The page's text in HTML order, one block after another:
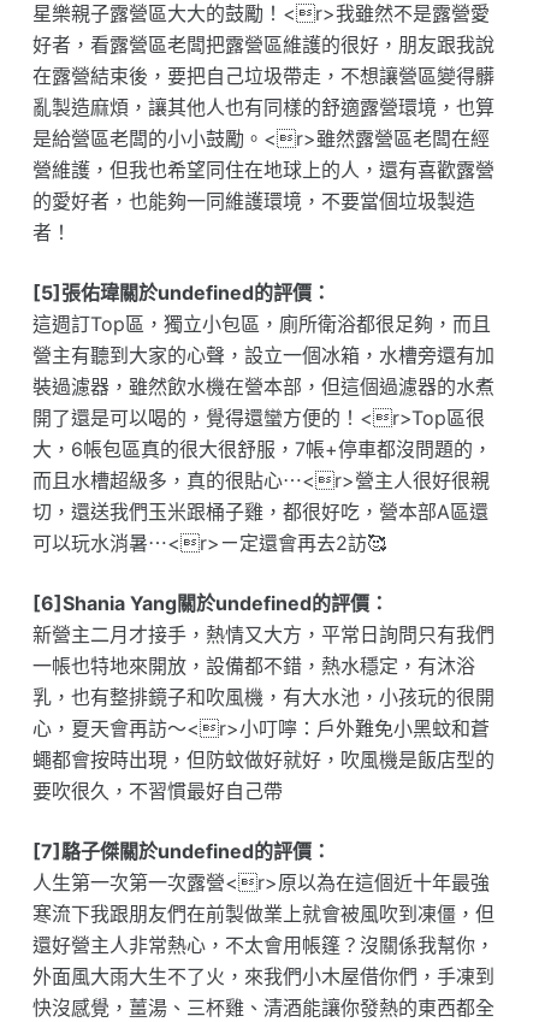
星樂親子露營區大大的鼓勵！<r>我雖然不是露營愛
好者，看露營區老闆把露營區維護的很好，朋友跟我說
在露營結束後，要把自己垃圾帶走，不想讓營區變得髒
亂製造麻煩，讓其他人也有同樣的舒適露營環境，也算
是給營區老闆的小小鼓勵。<r>雖然露營區老闆在經
營維護，但我也希望同住在地球上的人，還有喜歡露營
的愛好者，也能夠一同維護環境，不要當個垃圾製造
者！
[5]張佑瑋關於undefined的評價：
這週訂Top區，獨立小包區，廁所衛浴都很足夠，而且
營主有聽到大家的心聲，設立一個冰箱，水槽旁還有加
裝過濾器，雖然飲水機在營本部，但這個過濾器的水煮
開了還是可以喝的，覺得還蠻方便的！<r>Top區很
大，6帳包區真的很大很舒服，7帳+停車都沒問題的，
而且水槽超級多，真的很貼心⋯<r>營主人很好很親
切，還送我們玉米跟桶子雞，都很好吃，營本部A區還
可以玩水消暑⋯<r>ㄧ定還會再去2訪🥰
[6]Shania Yang關於undefined的評價：
新營主二月才接手，熱情又大方，平常日詢問只有我們
一帳也特地來開放，設備都不錯，熱水穩定，有沐浴
乳，也有整排鏡子和吹風機，有大水池，小孩玩的很開
心，夏天會再訪～<r>小叮嚀：戶外難免小黑蚊和蒼
蠅都會按時出現，但防蚊做好就好，吹風機是飯店型的
要吹很久，不習慣最好自己帶
[7]駱子傑關於undefined的評價：
人生第一次第一次露營<r>原以為在這個近十年最強
寒流下我跟朋友們在前製做業上就會被風吹到凍僵，但
還好營主人非常熱心，不太會用帳篷？沒關係我幫你，
外面風大雨大生不了火，來我們小木屋借你們，手凍到
快沒感覺，薑湯、三杯雞、清酒能讓你發熱的東西都全